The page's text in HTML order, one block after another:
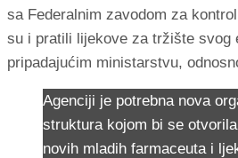
sa Federalnim zavodom za
su i pratili lijekove za tržište svog
pripadajućim ministarstvu,
Agenciji je potrebna nova
struktura kojom bi se
novih mladih farmaceuta i